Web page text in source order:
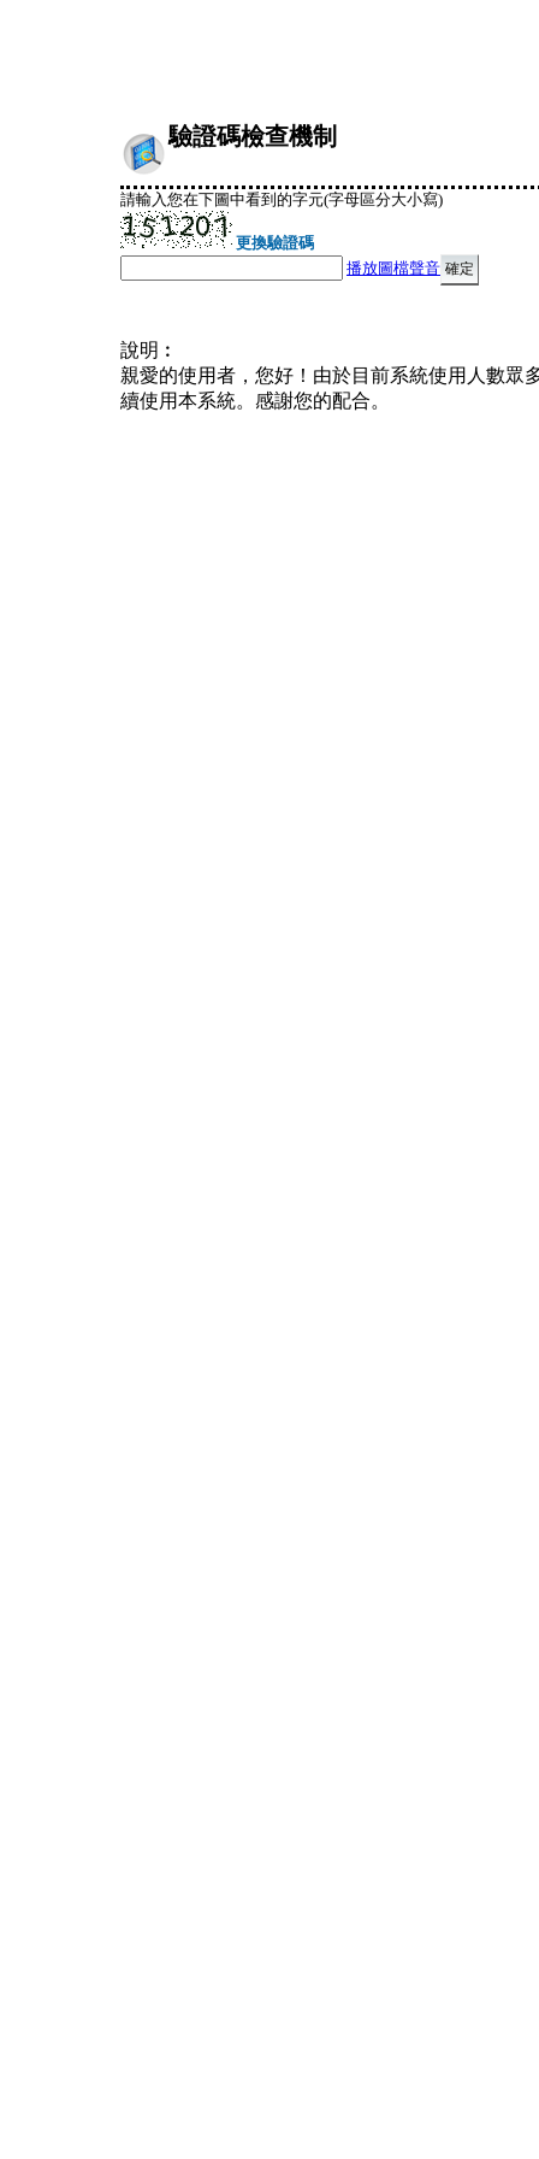
驗證碼檢查機制
請輸入您在下圖中看到的字元(字母區分大小寫)
更換驗證碼
播放圖檔聲音
說明︰
親愛的使用者，您好！由於目前系統使用人數眾
續使用本系統。感謝您的配合。